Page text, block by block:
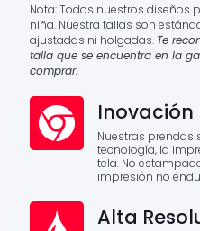
Nota: Todos nuestros diseños
niña. Nuestra tallas son
ajustadas ni holgadas. Te
talla que se encuentra en la
comprar.
Inovación
Nuestras prendas
tecnología, la
tela. No
impresión no
Alta